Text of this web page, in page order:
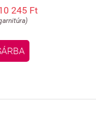
245 Ft